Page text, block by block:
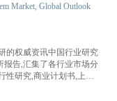
Market, Global Outlook
的权威资讯中国行业研究
报告,汇集了各行业市场分
性研究,商业计划书,上市